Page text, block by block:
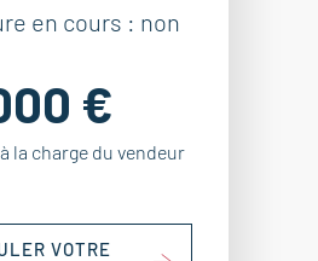
en cours : non
€
la charge du vendeur
VOTRE